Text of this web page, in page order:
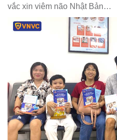
vắc xin viêm não Nhật Bản…